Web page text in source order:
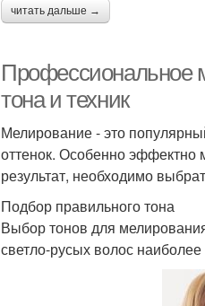
читать дальше →
Профессиональное
тона и техник
Мелирование - это
оттенок. Особенно эффектно
результат, необходимо
Подбор правильного тона
Выбор тонов для
светло-русых волос